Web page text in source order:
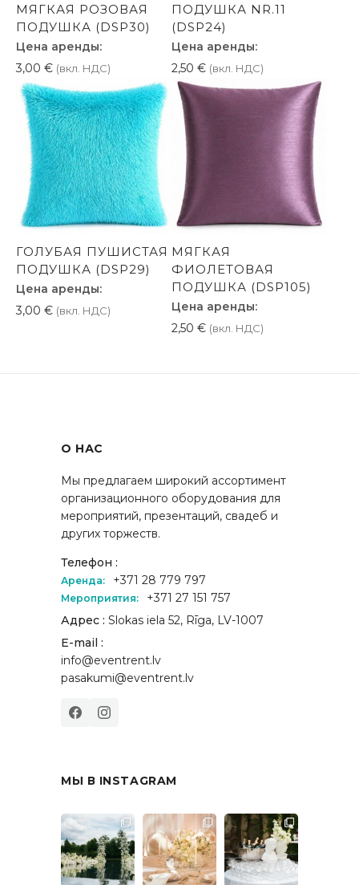
МЯГКАЯ РОЗОВАЯ
ПОДУШКА (DSP30)
Цена аренды:
3,00 € (вкл. НДС)
ПОДУШКА NR.11
(DSP24)
Цена аренды:
2,50 € (вкл. НДС)
ГОЛУБАЯ ПУШИСТАЯ
ПОДУШКА (DSP29)
Цена аренды:
3,00 € (вкл. НДС)
МЯГКАЯ
ФИОЛЕТОВАЯ
ПОДУШКА (DSP105)
Цена аренды:
2,50 € (вкл. НДС)
О НАС
Мы предлагаем широкий ассортимент
организационного оборудования для
мероприятий, презентаций, свадеб и
других торжеств.
Телефон :
Аренда: +371 28 779 797
Мероприятия:
+371 27 151 757
Адрес : Slokas iela 52, Rīga, LV-1007
E-mail :
info@eventrent.lv
pasakumi@eventrent.lv
МЫ В INSTAGRAM